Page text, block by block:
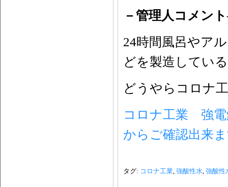
－管理人コメン
24時間風呂やア
どを製造してい
どうやらコロナ
コロナ工業 強
からご確認出来
タグ: コロナ工業, 強酸性水, 強酸性